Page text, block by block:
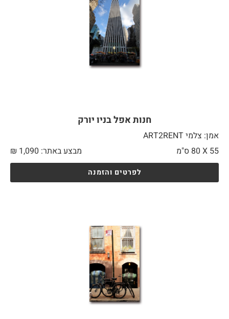
חנות אפל בניו יורק
אמן: צלמי ART2RENT
55 X
מבצע באתר: ₪ 1,090
לפרטים והזמנה